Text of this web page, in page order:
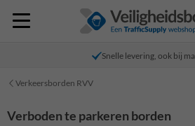
Snelle levering, ook bij
Verkeersborden RVV
Verboden te parkeren borden